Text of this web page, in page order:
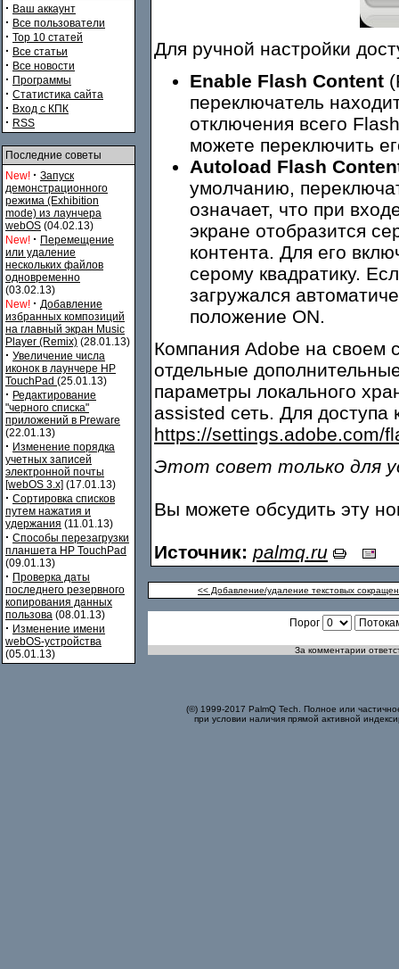
· Ваш аккаунт
· Все пользователи
· Top 10 статей
· Все статьи
· Все новости
· Программы
· Статистика сайта
· Вход с КПК
· RSS
Последние советы
New! · Запуск
демонстрационного
режима (Exhibition
mode) из лаунчера
webOS (04.02.13)
New! · Перемещение
или удаление
нескольких файлов
одновременно
(03.02.13)
New! · Добавление
избранных композиций
на главный экран Music
Player (Remix) (28.01.13)
· Увеличение числа
иконок в лаунчере HP
TouchPad (25.01.13)
· Редактирование
"черного списка"
приложений в Preware
(22.01.13)
· Изменение порядка
учетных записей
электронной почты
[webOS 3.x] (17.01.13)
· Сортировка списков
путем нажатия и
удержания (11.01.13)
· Способы перезагрузки
планшета HP TouchPad
(09.01.13)
· Проверка даты
последнего резервного
копирования данных
пользова (08.01.13)
· Изменение имени
webOS-устройства
(05.01.13)
Для ручной настройки
Enable Flash Content
переключатель
отключения всего
можете переключить
Autoload Flash
умолчанию,
означает, что при
экране отобразится
контента. Для его
серому квадратику.
загружался
положение ON.
Компания Adobe на своем
отдельные
параметры локального
assisted сеть. Для доступа
https://settings.adobe.com/
Этот совет только для
Вы можете обсудить эту
Источник: palmq.ru
<< Добавление/удаление текстовых
Порог
За комментарии
(©) 1999-2017 PalmQ Tech. Полное или
при условии наличия прямой активной